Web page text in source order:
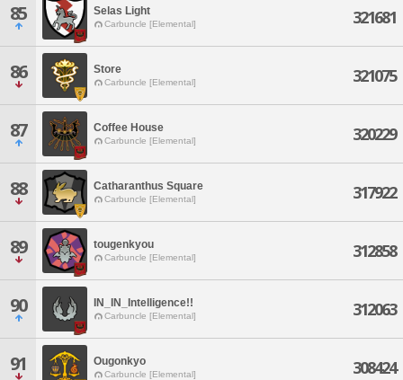
85 Selas Light
Carbuncle [Elemental] 321681
86 Store
Carbuncle [Elemental] 321075
87 Coffee House
Carbuncle [Elemental] 320229
88 Catharanthus Square
Carbuncle [Elemental] 317922
89 tougenkyou
Carbuncle [Elemental] 312858
90 IN_IN_Intelligence!!
Carbuncle [Elemental] 312063
91 Ougonkyo
Carbuncle [Elemental] 308424